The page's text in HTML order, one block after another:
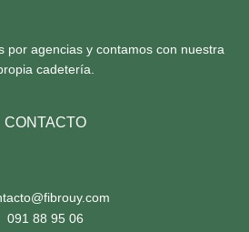
por agencias y contamos con nuestra
cadetería.
CONTACTO
091 88 95 06